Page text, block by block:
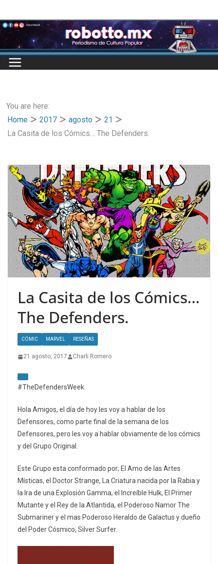
to
content
You are here:
Home
2017 agosto
21
La Casita de los Cómics… The Defenders.
La Casita de los Cómics…
The Defenders.
CÓMIC MARVEL RESEÑAS
21 agosto, 2017 Charli Romero
#TheDefendersWeek
Hola Amigos, el día de hoy les voy a hablar de los
Defensores, como parte final de la semana de los
Defensores, pero les voy a hablar obviamente de los cómics
y del Grupo Original.
Este Grupo esta conformado por; El Amo de las Artes
Místicas, el Doctor Strange, La Criatura nacida por la Rabia y
la Ira de una Explosión Gamma, el Increíble Hulk, El Primer
Mutante y el Rey de la Atlantida, el Poderoso Namor The
Submariner y el mas Poderoso Heraldo de Galactus y dueño
del Poder Cósmico, Silver Surfer.